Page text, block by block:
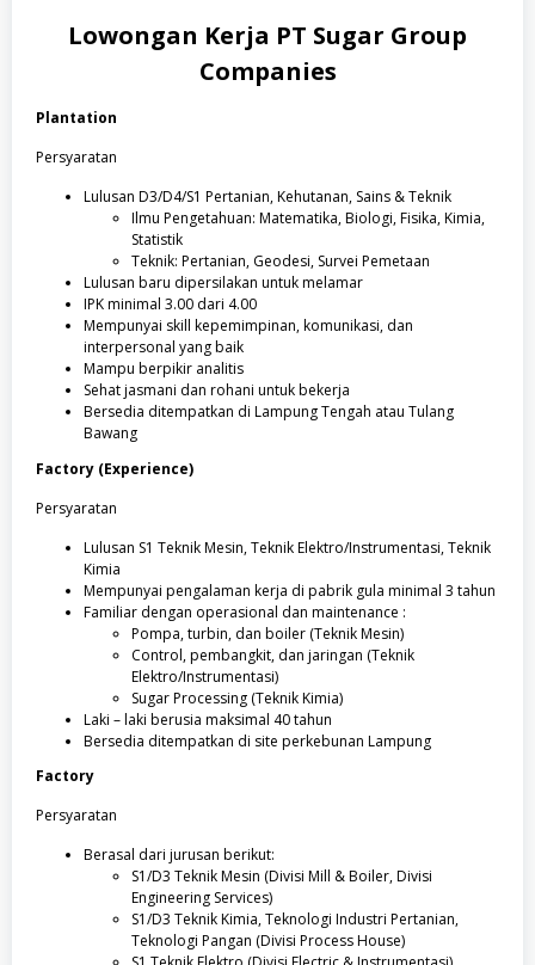
Lowongan Kerja PT Sugar Group
Companies
Plantation
Persyaratan
Lulusan D3/D4/S1 Pertanian, Kehutanan, Sains & Teknik
Ilmu Pengetahuan: Matematika, Biologi, Fisika, Kimia,
Statistik
Teknik: Pertanian, Geodesi, Survei Pemetaan
Lulusan baru dipersilakan untuk melamar
IPK minimal 3.00 dari 4.00
Mempunyai skill kepemimpinan, komunikasi, dan
interpersonal yang baik
Mampu berpikir analitis
Sehat jasmani dan rohani untuk bekerja
Bersedia ditempatkan di Lampung Tengah atau Tulang
Bawang
Factory (Experience)
Persyaratan
Lulusan S1 Teknik Mesin, Teknik Elektro/Instrumentasi, Teknik
Kimia
Mempunyai pengalaman kerja di pabrik gula minimal 3 tahun
Familiar dengan operasional dan maintenance :
Pompa, turbin, dan boiler (Teknik Mesin)
Control, pembangkit, dan jaringan (Teknik
Elektro/Instrumentasi)
Sugar Processing (Teknik Kimia)
Laki – laki berusia maksimal 40 tahun
Bersedia ditempatkan di site perkebunan Lampung
Factory
Persyaratan
Berasal dari jurusan berikut:
S1/D3 Teknik Mesin (Divisi Mill & Boiler, Divisi
Engineering Services)
S1/D3 Teknik Kimia, Teknologi Industri Pertanian,
Teknologi Pangan (Divisi Process House)